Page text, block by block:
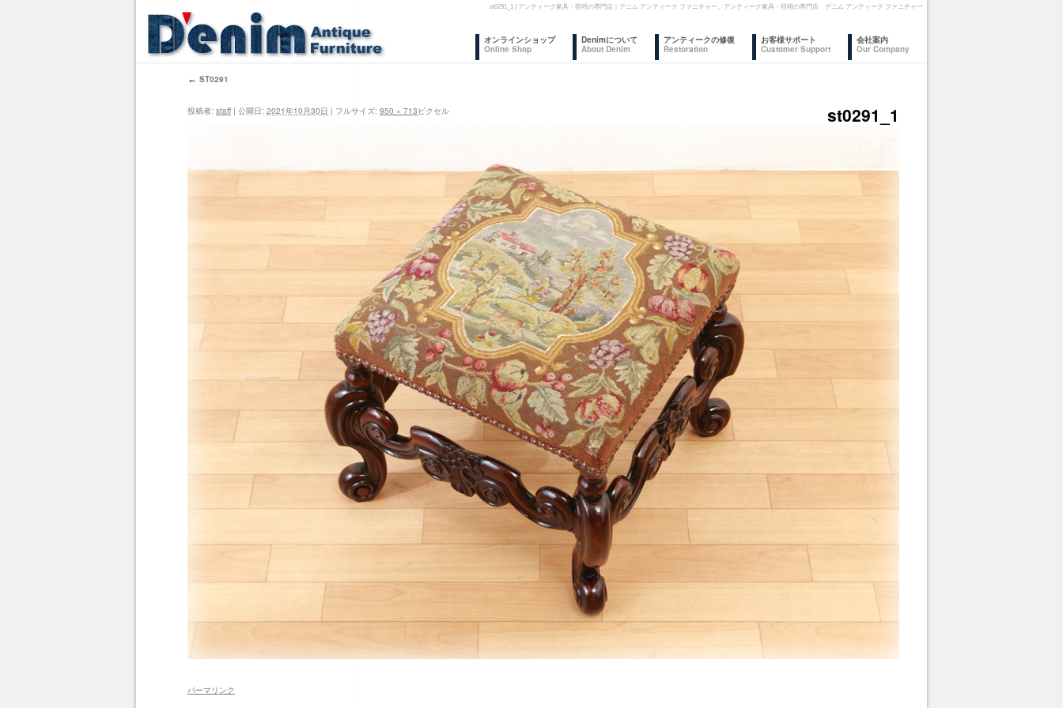
st0291_1 | アンティーク家具・照明の専門店｜デニム アンティーク ファニチャー。アンティーク家具・照明の専門店 デニム アンティーク ファニチャー
ン
キ
ッ
プ
オンラインショップ
Online Shop
Denimについて
About Denim
アンティークの修復
Restoration
お客様サポート
Customer Support
会社案内
Our Company
← ST0291
st0291_1
投稿者: staff | 公開日: 2021年10月30日 | フルサイズ: 950 × 713 ピクセル
パーマリンク